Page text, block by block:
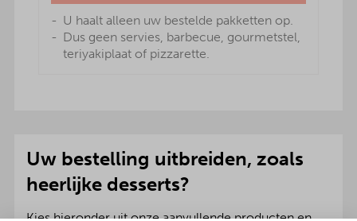
U haalt alleen uw bestelde pakketten op.
Dus geen servies, barbecue, gourmetstel,
teriyakiplaat of pizzarette.
Uw bestelling uitbreiden, zoals
heerlijke desserts?
Kies hieronder uit onze aanvullende producten en